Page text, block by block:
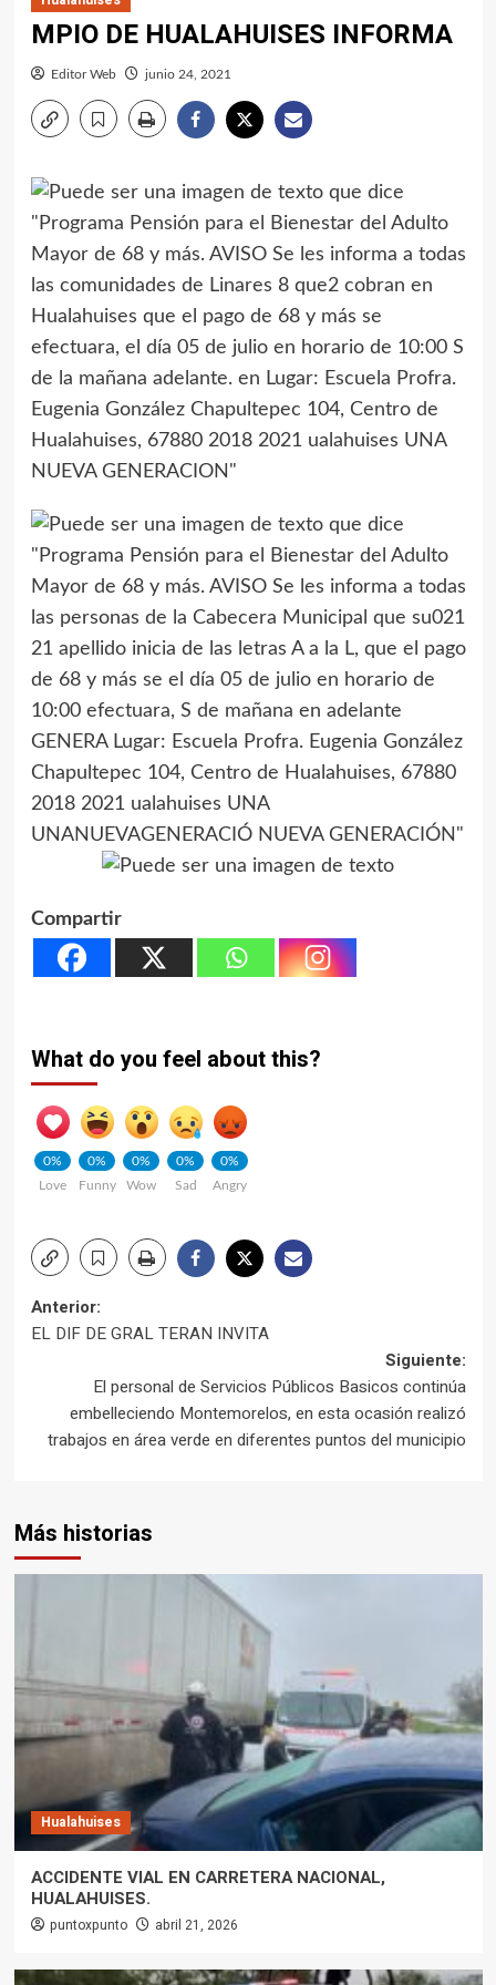
MPIO DE HUALAHUISES INFORMA
Editor Web junio 24, 2021
Compartir
What do you feel about this?
0%
Love
0%
Funny
0%
Wow
0%
Sad
0%
Angry
Navegación
entradas
Anterior:
EL DIF DE GRAL TERAN INVITA
Siguiente:
El personal de Servicios Públicos Basicos continúa
embelleciendo Montemorelos, en esta ocasión realizó
trabajos en área verde en diferentes puntos del municipio
Más historias
Hualahuises
ACCIDENTE VIAL EN CARRETERA NACIONAL,
HUALAHUISES.
puntoxpunto abril 21, 2026